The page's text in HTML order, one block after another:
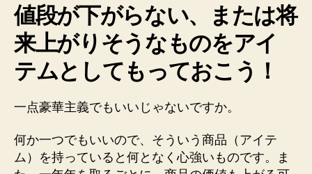
値段が下がらない、または将
来上がりそうなものをアイ
テムとしてもっておこう！
一点豪華主義でもいいじゃないですか。
何か一つでもいいので、そういう商品（アイテ
ム）を持っていると何となく心強いものです。ま